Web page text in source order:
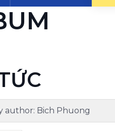
author: Bich Phuong